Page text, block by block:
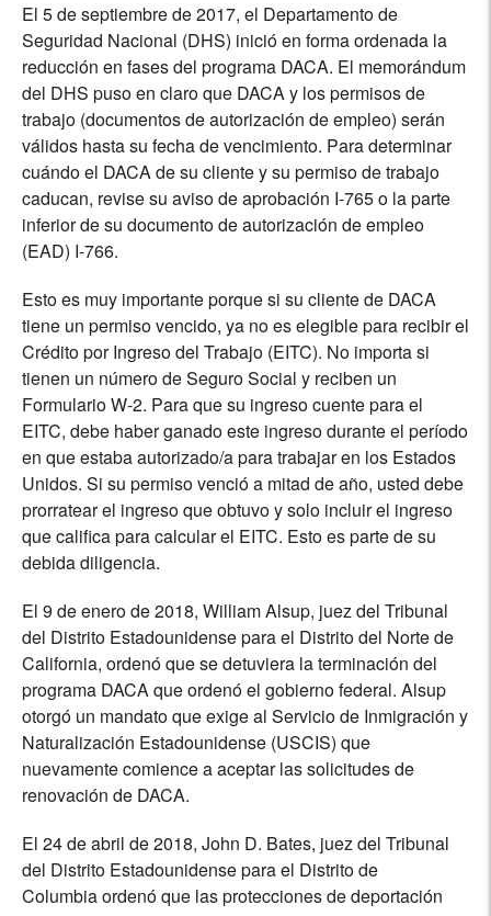
El 5 de septiembre de 2017, el Departamento de
Seguridad Nacional (DHS) inició en forma ordenada la
reducción en fases del programa DACA. El memorándum
del DHS puso en claro que DACA y los permisos de
trabajo (documentos de autorización de empleo) serán
válidos hasta su fecha de vencimiento. Para determinar
cuándo el DACA de su cliente y su permiso de trabajo
caducan, revise su aviso de aprobación I-765 o la parte
inferior de su documento de autorización de empleo
(EAD) I-766.
Esto es muy importante porque si su cliente de DACA
tiene un permiso vencido, ya no es elegible para recibir el
Crédito por Ingreso del Trabajo (EITC). No importa si
tienen un número de Seguro Social y reciben un
Formulario W-2. Para que su ingreso cuente para el
EITC, debe haber ganado este ingreso durante el período
en que estaba autorizado/a para trabajar en los Estados
Unidos. Si su permiso venció a mitad de año, usted debe
prorratear el ingreso que obtuvo y solo incluir el ingreso
que califica para calcular el EITC. Esto es parte de su
debida diligencia.
El 9 de enero de 2018, William Alsup, juez del Tribunal
del Distrito Estadounidense para el Distrito del Norte de
California, ordenó que se detuviera la terminación del
programa DACA que ordenó el gobierno federal. Alsup
otorgó un mandato que exige al Servicio de Inmigración y
Naturalización Estadounidense (USCIS) que
nuevamente comience a aceptar las solicitudes de
renovación de DACA.
El 24 de abril de 2018, John D. Bates, juez del Tribunal
del Distrito Estadounidense para el Distrito de
Columbia ordenó que las protecciones de deportación